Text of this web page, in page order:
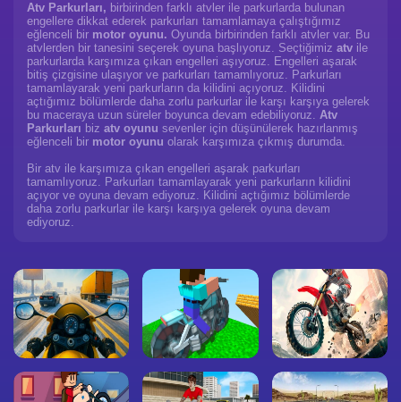
Atv Parkurları, birbirinden farklı atvler ile parkurlarda bulunan
engellere dikkat ederek parkurları tamamlamaya çalıştığımız
eğlenceli bir motor oyunu. Oyunda birbirinden farklı atvler var. Bu
atvlerden bir tanesini seçerek oyuna başlıyoruz. Seçtiğimiz atv ile
parkurlarda karşımıza çıkan engelleri aşıyoruz. Engelleri aşarak
bitiş çizgisine ulaşıyor ve parkurları tamamlıyoruz. Parkurları
tamamlayarak yeni parkurların da kilidini açıyoruz. Kilidini
açtığımız bölümlerde daha zorlu parkurlar ile karşı karşıya gelerek
bu maceraya uzun süreler boyunca devam edebiliyoruz. Atv
Parkurları biz atv oyunu sevenler için düşünülerek hazırlanmış
eğlenceli bir motor oyunu olarak karşımıza çıkmış durumda.
Bir atv ile karşımıza çıkan engelleri aşarak parkurları
tamamlıyoruz. Parkurları tamamlayarak yeni parkurların kilidini
açıyor ve oyuna devam ediyoruz. Kilidini açtığımız bölümlerde
daha zorlu parkurlar ile karşı karşıya gelerek oyuna devam
ediyoruz.